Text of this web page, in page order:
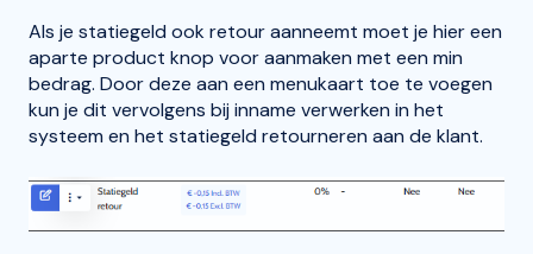
Als je statiegeld ook retour aanneemt moet je hier een
aparte product knop voor aanmaken met een min
bedrag. Door deze aan een menukaart toe te voegen
kun je dit vervolgens bij inname verwerken in het
systeem en het statiegeld retourneren aan de klant.